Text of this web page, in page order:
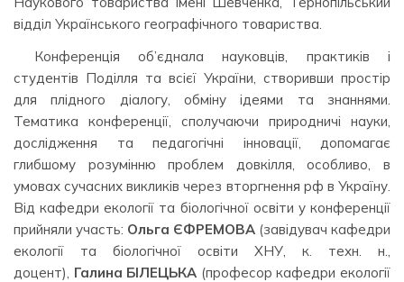
відділ Українського географічного товариства.
Конференція об’єднала науковців, практиків і
студентів Поділля та всієї України, створивши простір
для плідного діалогу, обміну ідеями та знаннями.
Тематика конференції, сполучаючи природничі науки,
дослідження та педагогічні інновації, допомагає
глибшому розумінню проблем довкілля, особливо, в
умовах сучасних викликів через вторгнення рф в Україну.
Від кафедри екології та біологічної освіти у конференції
прийняли участь: Ольга ЄФРЕМОВА (завідувач кафедри
екології та біологічної освіти ХНУ, к. техн. н.,
доцент), Галина БІЛЕЦЬКА (професор кафедри екології